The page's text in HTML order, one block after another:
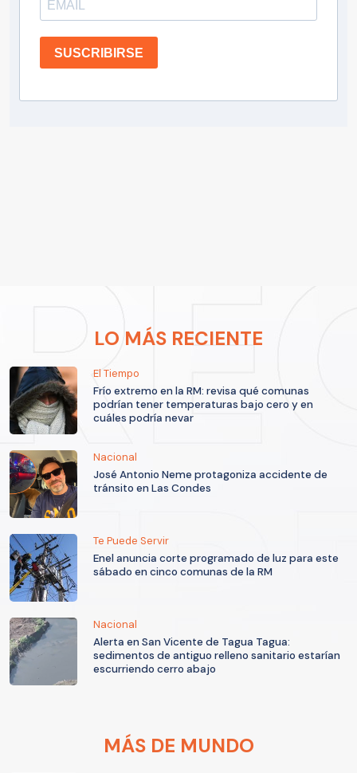
SUSCRIBIRSE
LO MÁS RECIENTE
El Tiempo
Frío extremo en la RM: revisa qué comunas
podrían tener temperaturas bajo cero y en
cuáles podría nevar
Nacional
José Antonio Neme protagoniza accidente de
tránsito en Las Condes
Te Puede Servir
Enel anuncia corte programado de luz para este
sábado en cinco comunas de la RM
Nacional
Alerta en San Vicente de Tagua Tagua:
sedimentos de antiguo relleno sanitario estarían
escurriendo cerro abajo
MÁS DE MUNDO